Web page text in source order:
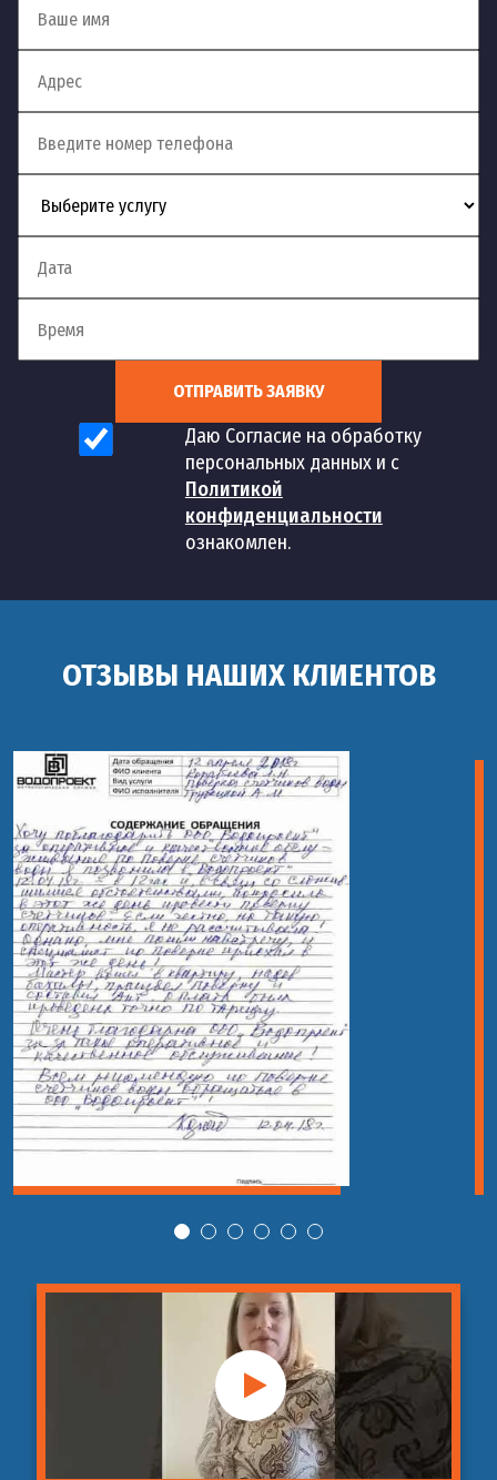
ОТПРАВИТЬ ЗАЯВКУ
Даю Согласие на обработку
персональных данных и с
Политикой
конфиденциальности
ознакомлен.
ОТЗЫВЫ НАШИХ КЛИЕНТОВ